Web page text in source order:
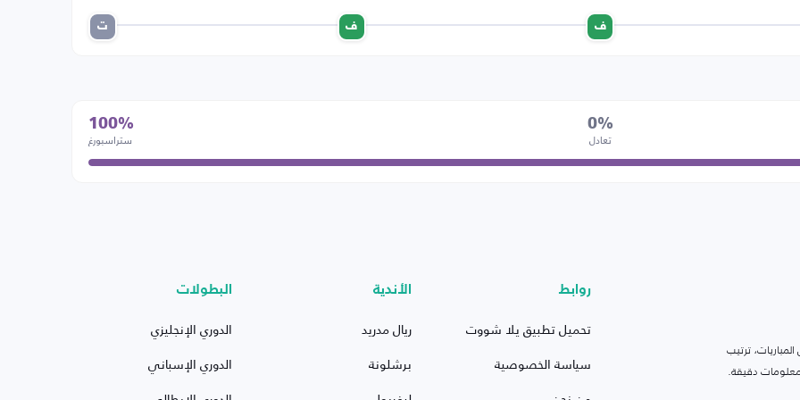
ف ف ت
0%
تعادل
100%
ستراسبورغ
ترتيب
دقيقة.
روابط
تحميل تطبيق يلا شووت
سياسة الخصوصية
الأندية
ريال مدريد
برشلونة
البطولات
الدوري الإنجليزي
الدوري الإسباني